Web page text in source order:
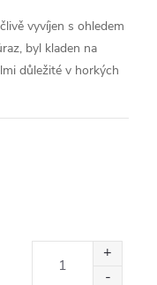
vyvíjen s ohledem
byl kladen na
důležité v horkých